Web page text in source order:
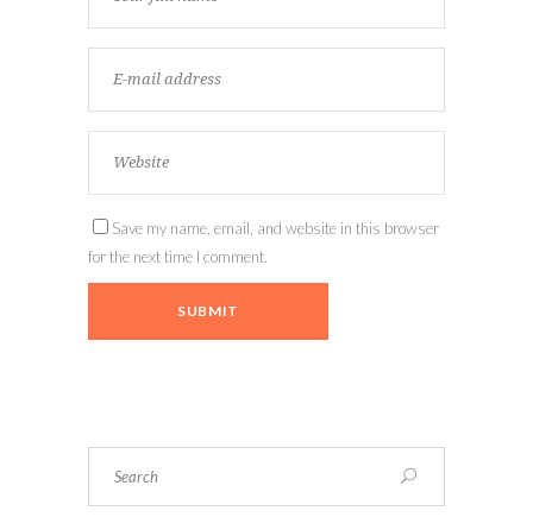
Save my name, email, and website in this browser
for the next time I comment.